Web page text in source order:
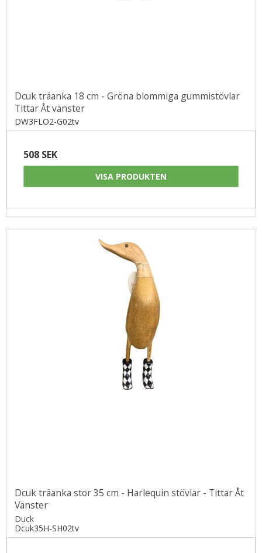
Dcuk träanka 18 cm - Gröna blommiga gummistövlar
Tittar Åt vänster
DW3FLO2-G02tv
508 SEK
VISA PRODUKTEN
Dcuk träanka stor 35 cm - Harlequin stövlar - Tittar Åt
Vänster
Duck
Dcuk35H-SH02tv